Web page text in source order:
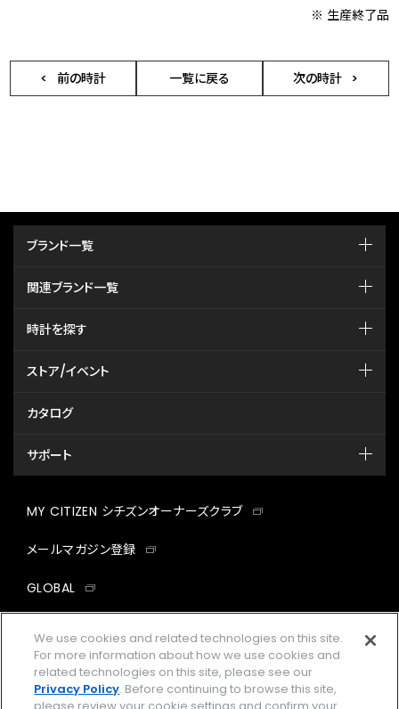
※ 生産終了品
前の時計 一覧に戻る 次の時計
ブランド一覧
関連ブランド一覧
時計を探す
ストア/イベント
カタログ
サポート
MY CITIZEN シチズンオーナーズクラブ
メールマガジン登録
GLOBAL
facebookinstagramtwitter
We use cookies and related technologies on this site.
For more information about how we use cookies and
related technologies on this site, please see our
Privacy Policy. Before continuing to browse this site,